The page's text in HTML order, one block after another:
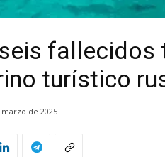
fallecidos
turístico
de 2025